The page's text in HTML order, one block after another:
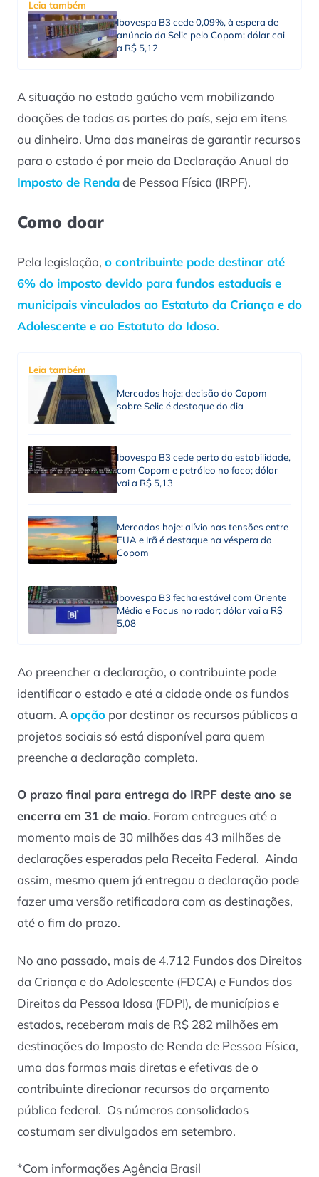
Leia também
Ibovespa B3 cede 0,09%, à espera de
anúncio da Selic pelo Copom; dólar cai
a R$ 5,12
A situação no estado gaúcho vem mobilizando
doações de todas as partes do país, seja em itens
ou dinheiro. Uma das maneiras de garantir recursos
para o estado é por meio da Declaração Anual do
Imposto de Rendade Pessoa Física (IRPF).
Como doar
Pela legislação, o contribuinte pode destinar até
6% do imposto devido para fundos estaduais e
municipais vinculados ao Estatuto da Criança e do
Adolescente e ao Estatuto do Idoso.
Leia também
Mercados hoje: decisão do Copom
sobre Selic é destaque do dia
Ibovespa B3 cede perto da estabilidade,
com Copom e petróleo no foco; dólar
vai a R$ 5,13
Mercados hoje: alívio nas tensões entre
EUA e Irã é destaque na véspera do
Copom
Ibovespa B3 fecha estável com Oriente
Médio e Focus no radar; dólar vai a R$
5,08
Ao preencher a declaração, o contribuinte pode
identificar o estado e até a cidade onde os fundos
atuam. Aopção por destinar os recursos públicos a
projetos sociais só está disponível para quem
preenche a declaração completa.
O prazo final para entrega do IRPF deste ano se
encerra em 31 de maio. Foram entregues até o
momento mais de 30 milhões das 43 milhões de
declarações esperadas pela Receita Federal. Ainda
assim, mesmo quem já entregou a declaração pode
fazer uma versão retificadora com as destinações,
até o fim do prazo.
No ano passado, mais de 4.712 Fundos dos Direitos
da Criança e do Adolescente (FDCA) e Fundos dos
Direitos da Pessoa Idosa (FDPI), de municípios e
estados, receberam mais de R$ 282 milhões em
destinações do Imposto de Renda de Pessoa Física,
uma das formas mais diretas e efetivas de o
contribuinte direcionar recursos do orçamento
público federal. Os números consolidados
costumam ser divulgados em setembro.
*Com informações Agência Brasil